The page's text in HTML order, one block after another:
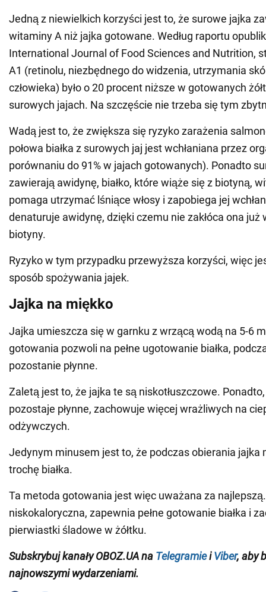
Jedną z niewielkich korzyści jest to, że surowe jajka
witaminy A niż jajka gotowane. Według raportu
International Journal of Food Sciences and Nutrition,
A1 (retinolu, niezbędnego do widzenia, utrzymania
człowieka) było o 20 procent niższe w gotowanych
surowych jajach. Na szczęście nie trzeba się tym
Wadą jest to, że zwiększa się ryzyko zarażenia
połowa białka z surowych jaj jest wchłaniana przez
porównaniu do 91% w jajach gotowanych). Ponadto
zawierają awidynę, białko, które wiąże się z biotyną,
pomaga utrzymać lśniące włosy i zapobiega jej
denaturuje awidynę, dzięki czemu nie zakłóca ona już
biotyny.
Ryzyko w tym przypadku przewyższa korzyści, więc
sposób spożywania jajek.
Jajka na miękko
Jajka umieszcza się w garnku z wrzącą wodą na 5-6
gotowania pozwoli na pełne ugotowanie białka,
pozostanie płynne.
Zaletą jest to, że jajka te są niskotłuszczowe.
pozostaje płynne, zachowuje więcej wrażliwych na
odżywczych.
Jedynym minusem jest to, że podczas obierania jajka
trochę białka.
Ta metoda gotowania jest więc uważana za
niskokaloryczna, zapewnia pełne gotowanie białka i
pierwiastki śladowe w żółtku.
SubskrybujkanałyOBOZ.UA na TelegramieiViber, aby
najnowszymi wydarzeniami.